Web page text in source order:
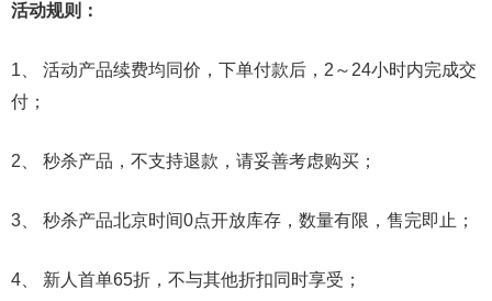
活动规则：
1、 活动产品续费均同价，下单付款后，2～24小时内完成交
付；
2、 秒杀产品，不支持退款，请妥善考虑购买；
3、 秒杀产品北京时间0点开放库存，数量有限，售完即止；
4、 新人首单65折，不与其他折扣同时享受；